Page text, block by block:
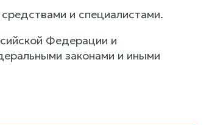
и специалистами.
Федерации и
законами и иными